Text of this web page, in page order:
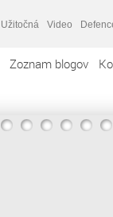
Užitočná Video
Zoznam blogov